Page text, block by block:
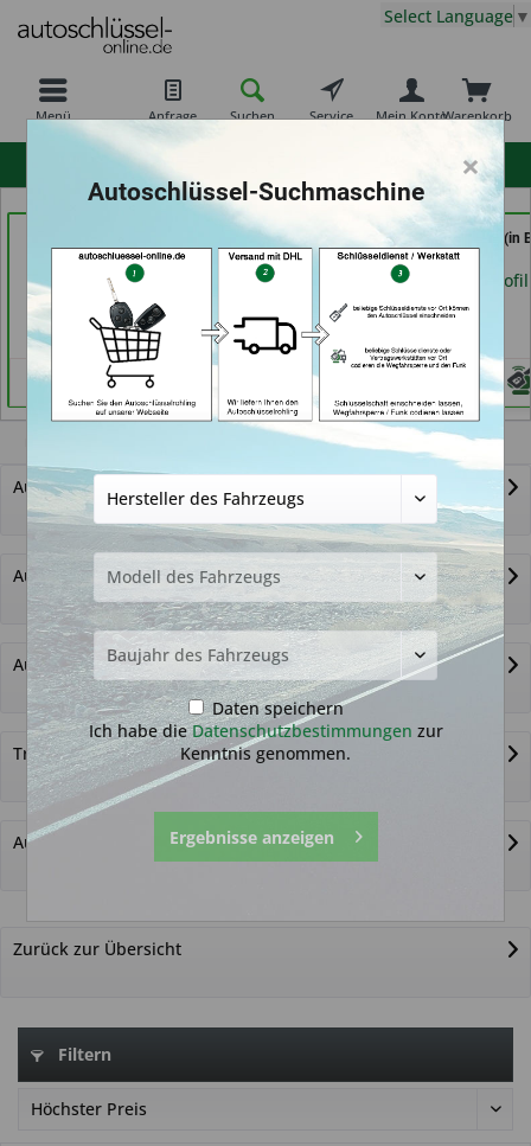
Menü Anfrage Suchen Service Warenkorb
Mein Konto
Select Language ▼
Bremen)
Händlerprofil
Demuro Schuh &
Schlüsseldienst (in
Grevenbroich)
AutoAufsperrer (in
Arolsen)
Händlerprofil
Autoschlüssel mit Funk
Autoschlüssel ohne Funk
Autoschlüsselgehäuse und Zubehör
Transponder
Autoschlüssel nicht gefunden?
Zurück zur Übersicht
Filtern
×
Autoschlüssel-Suchmaschine
Daten speichern
Ich habe dieDatenschutzbestimmungen zur
Kenntnis genommen.
Ergebnisse anzeigen